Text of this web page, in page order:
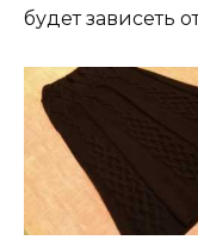
будет зависеть